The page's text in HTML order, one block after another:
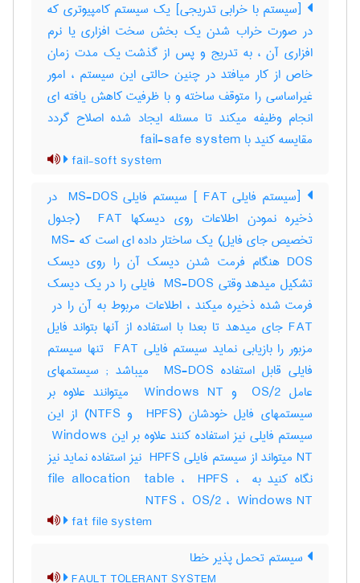
[سیستم با خرابی تدریجی] یک سیستم کامپیوتری که
در صورت خراب شدن یک بخش سخت افزاری یا نرم
افزاری آن ، به تدریج و پس از گذشت یک مدت زمان
خاص از کار میافتد در چنین حالتی این سیستم ، امور
غیراساسی را متوقف ساخته و با ظرفیت کاهش یافته ای
انجام وظیفه میکند تا مسئله ایجاد شده اصلاح گردد
مقایسه کنید با ‎ fail-safe system
fail-soft system
[سیستم فایلی ‎ FAT] سیستم فایلی ‎ MS-DOS در
ذخیره نمودن اطلاعات روی دیسکها ‎ FAT (جدول
تخصیص جای فایل) یک ساختار داده ای است که ‎ MS-
DOS هنگام فرمت شدن دیسک آن را روی دیسک
تشکیل میدهد وقتی ‎ MS-DOS فایلی را در یک دیسک
FAT جای میدهد تا بعدا با استفاده از آنها بتواند فایل
مزبور را بازیابی نماید سیستم فایلی ‎ FAT تنها سیستم
فایلی قابل استفاده ‎ MS-DOS میباشد‎ ; سیستمهای
عامل ‎ OS/2 و ‎ Windows NT میتوانند علاوه بر
سیستمهای فایل خودشان (‎ HPFS و ‎NTFS) از این
سیستم فایلی نیز استفاده کنند علاوه بر این ‎ Windows
NT میتواند از سیستم فایلی ‎ HPFS نیز استفاده نماید نیز
نگاه کنید به ‎file allocation ‎ table ، ‎ HPFS ، ‎
NTFS ، ‎ OS/2 ، ‎ Windows NT
fat file system
سیستم تحمل پذیر خطا